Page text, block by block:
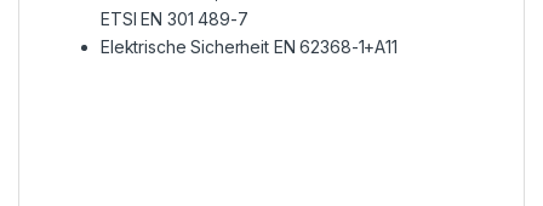
ETSI EN 301 489-7
Elektrische Sicherheit EN 62368-1+A11